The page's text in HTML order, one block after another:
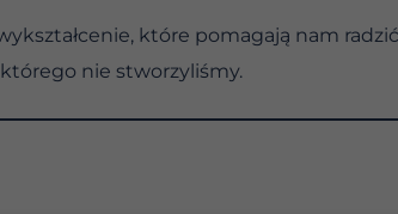
które pomagają nam
nie stworzyliśmy.